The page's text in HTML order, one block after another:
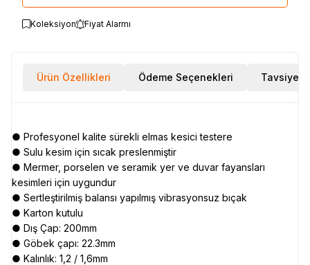
Koleksiyon Fiyat Alarmı
Ürün Özellikleri Ödeme Seçenekleri Tavsiye Et
● Profesyonel kalite sürekli elmas kesici testere
● Sulu kesim için sıcak preslenmiştir
● Mermer, porselen ve seramik yer ve duvar fayansları
kesimleri için uygundur
● Sertleştirilmiş balansı yapılmış vibrasyonsuz bıçak
● Karton kutulu
● Dış Çap: 200mm
● Göbek çapı: 22.3mm
● Kalınlık: 1,2 / 1,6mm